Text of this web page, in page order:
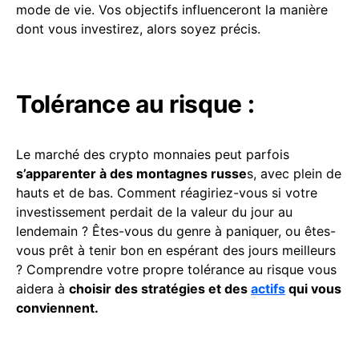
mode de vie. Vos objectifs influenceront la manière
dont vous investirez, alors soyez précis.
Tolérance au risque :
Le marché des crypto monnaies peut parfois
s’apparenter à des montagnes russes, avec plein de
hauts et de bas. Comment réagiriez-vous si votre
investissement perdait de la valeur du jour au
lendemain ? Êtes-vous du genre à paniquer, ou êtes-
vous prêt à tenir bon en espérant des jours meilleurs
? Comprendre votre propre tolérance au risque vous
aidera à choisir des stratégies et des actifs qui vous
conviennent.